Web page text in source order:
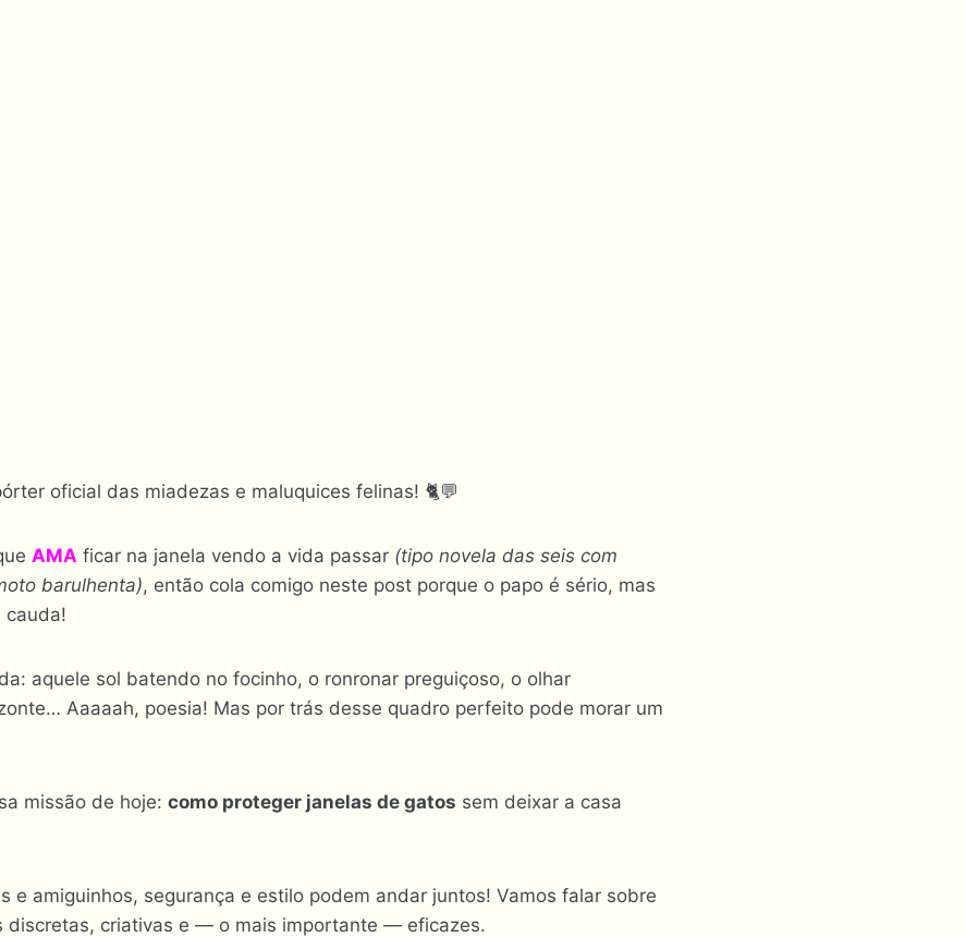
oficial das miadezas e maluquices felinas! 🐈💬
AMA ficar na janela vendo a vida passar (tipo novela das seis com
barulhenta), então cola comigo neste post porque o papo é sério, mas
cauda!
aquele sol batendo no focinho, o ronronar preguiçoso, o olhar
Aaaaah, poesia! Mas por trás desse quadro perfeito pode morar um
missão de hoje: como proteger janelas de gatos sem deixar a casa
e amiguinhos, segurança e estilo podem andar juntos! Vamos falar sobre
discretas, criativas e — o mais importante — eficazes.